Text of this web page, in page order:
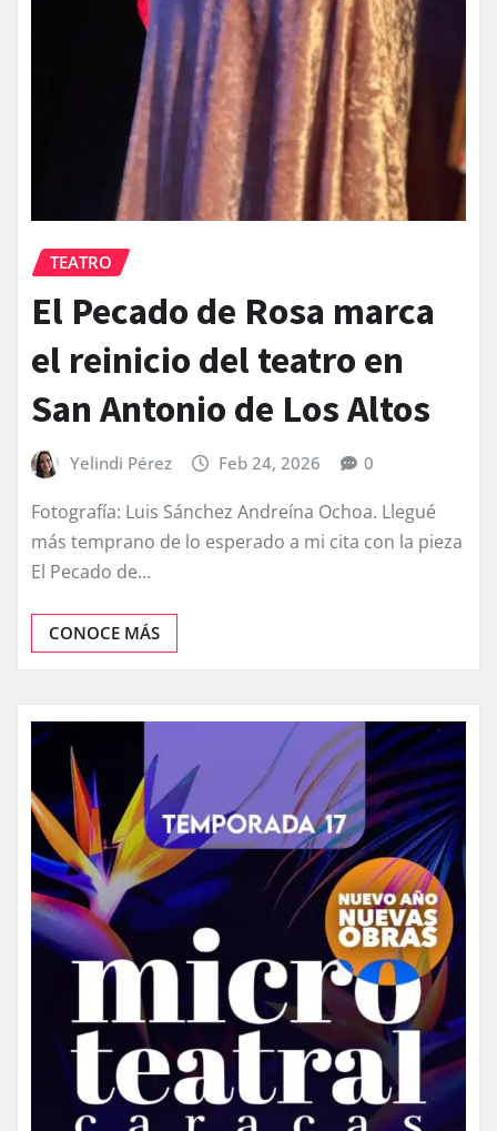
TEATRO
El Pecado de Rosa marca
el reinicio del teatro en
San Antonio de Los Altos
Yelindi Pérez Feb 24, 2026 0
Fotografía: Luis Sánchez Andreína Ochoa. Llegué
más temprano de lo esperado a mi cita con la pieza
El Pecado de…
CONOCE MÁS